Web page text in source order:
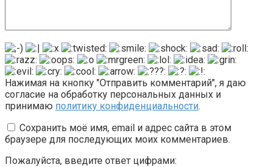
Нажимая на кнопку "Отправить комментарий", я даю
согласие на обработку персональных данных и
принимаю политику конфиденциальности.
Сохранить моё имя, email и адрес сайта в этом
браузере для последующих моих комментариев.
Пожалуйста, введите ответ цифрами: